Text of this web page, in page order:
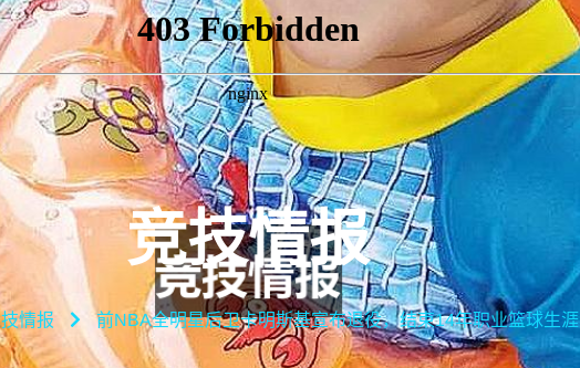
竞技情报
情报 前NBA全明星后卫卡明斯基宣布退役，结束14年职业篮球生涯